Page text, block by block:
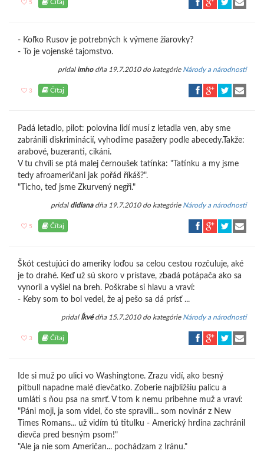
5 Čítaj
- Koľko Rusov je potrebných k výmene žiarovky?
- To je vojenské tajomstvo.
pridal imhodňa 19.7.2010 do kategórie Národy a národnosti
3 Čítaj
Padá letadlo, pilot: polovina lidí musí z letadla ven, aby sme
zabránili diskriminácií, vyhodíme pasažery podle abecedy.Takže:
arabové, buzeranti, cikáni.
V tu chvíli se ptá malej černoušek tatínka: "Tatínku a my jsme
tedy afroameričani jak pořád říkáš?".
"Ticho, teď jsme Zkurvený negři."
pridal didianadňa 19.7.2010 do kategórie Národy a národnosti
5 Čítaj
Škót cestujúci do ameriky loďou sa celou cestou rozčuluje, aké
je to drahé. Keď už sú skoro v prístave, zbadá potápača ako sa
vynoril a vyšiel na breh. Poškrabe si hlavu a vraví:
- Keby som to bol vedel, že aj pešo sa dá prísť ...
pridal Íkvédňa 15.7.2010 do kategórie Národy a národnosti
3 Čítaj
Ide si muž po ulici vo Washingtone. Zrazu vidí, ako besný
pitbull napadne malé dievčatko. Zoberie najbližšiu palicu a
umláti s ňou psa na smrť. V tom k nemu pribehne muž a vraví:
"Páni moji, ja som videl, čo ste spravili... som novinár z New
Times Romans... už vidím tú titulku - Americký hrdina zachránil
dievča pred besným psom!"
"Ale ja nie som Američan... pochádzam z Iránu."